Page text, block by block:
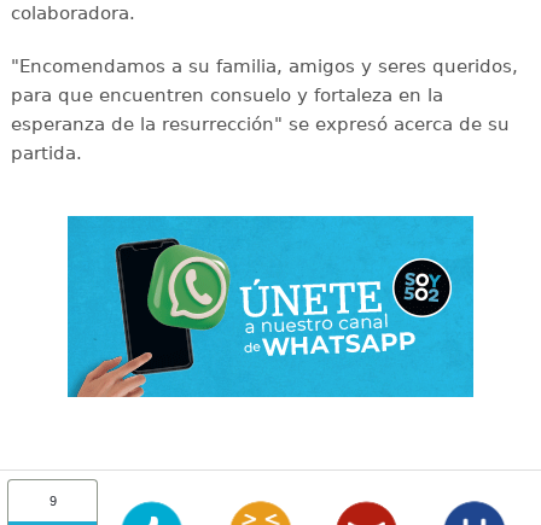
colaboradora.
"Encomendamos a su familia, amigos y seres queridos,
para que encuentren consuelo y fortaleza en la
esperanza de la resurrección" se expresó acerca de su
partida.
9